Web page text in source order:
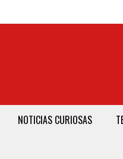
NOTICIAS CURIOSAS